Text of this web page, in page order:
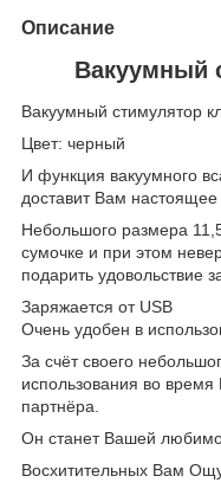
Описание
Вакуумный
Вакуумный стимулятор
Цвет: черный
И функция вакуумного
доставит Вам настоящее
Небольшого размера
сумочке и при этом
подарить удовольствие
Заряжается от USB
Очень удобен в
За счёт своего
использования во
партнёра.
Он станет Вашей
Восхитительных Вам